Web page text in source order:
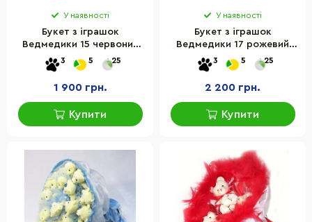
У наявності
Букет з іграшок
Ведмедики 15 червоний
5230IT
3 5 25
1 900 грн.
Купити
У наявності
Букет з іграшок
Ведмедики 17 рожевий
5249IT
3 5 25
2 200 грн.
Купити